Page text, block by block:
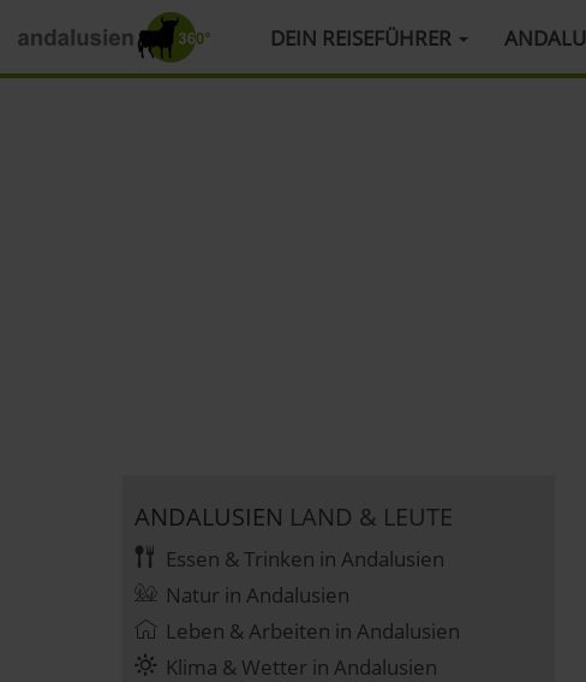
HAUPTMENÜ DEIN REISEFÜHRER
ANDALUSIEN LAND & LEUTE
Essen & Trinken in Andalusien
Natur in Andalusien
Leben & Arbeiten in Andalusien
Klima & Wetter in Andalusien